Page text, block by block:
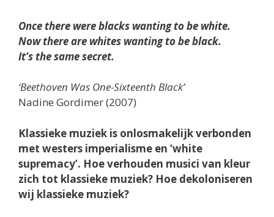
Once there were blacks wanting to be white.
Now there are whites wanting to be black.
It’s the same secret.
‘Beethoven Was One-Sixteenth Black’
Nadine Gordimer (2007)
Klassieke muziek is onlosmakelijk verbonden
met westers imperialisme en ‘white
supremacy’. Hoe verhouden musici van kleur
zich tot klassieke muziek? Hoe dekoloniseren
wij klassieke muziek?